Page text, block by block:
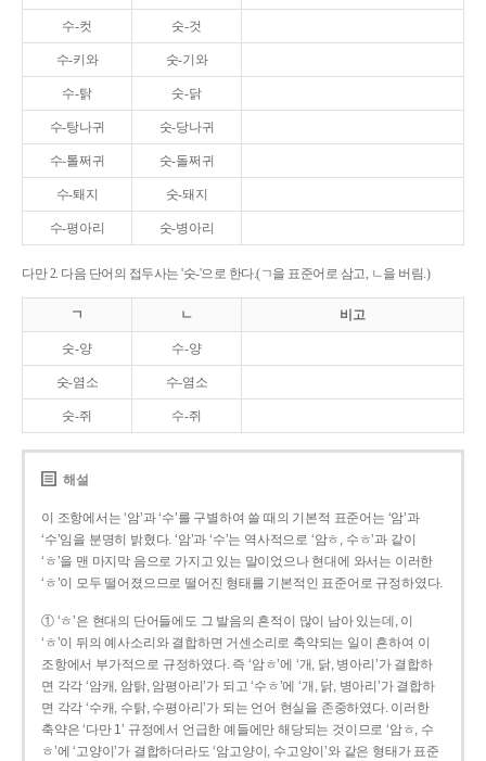
수-컷 숫-것
수-키와 숫-기와
수-탉 숫-닭
수-탕나귀 숫-당나귀
수-톨쩌귀 숫-돌쩌귀
수-퇘지 숫-돼지
수-평아리 숫-병아리
다만 2. 다음 단어의 접두사는 '숫-'으로 한다.(ㄱ을 표준어로 삼고, ㄴ을 버림.)
ㄱ ㄴ 비고
숫-양 수-양
숫-염소 수-염소
숫-쥐 수-쥐
해설
이 조항에서는 ‘암’과 ‘수’를 구별하여 쓸 때의 기본적 표준어는 ‘암’과
‘수’임을 분명히 밝혔다. ‘암’과 ‘수’는 역사적으로 ‘암ㅎ, 수ㅎ’과 같이
‘ㅎ’을 맨 마지막 음으로 가지고 있는 말이었으나 현대에 와서는 이러한
‘ㅎ’이 모두 떨어졌으므로 떨어진 형태를 기본적인 표준어로 규정하였다.
① ‘ㅎ’은 현대의 단어들에도 그 발음의 흔적이 많이 남아 있는데, 이
‘ㅎ’이 뒤의 예사소리와 결합하면 거센소리로 축약되는 일이 흔하여 이
조항에서 부가적으로 규정하였다. 즉 ‘암ㅎ’에 ‘개, 닭, 병아리’가 결합하
면 각각 ‘암캐, 암탉, 암평아리’가 되고 ‘수ㅎ’에 ‘개, 닭, 병아리’가 결합하
면 각각 ‘수캐, 수탉, 수평아리’가 되는 언어 현실을 존중하였다. 이러한
축약은 ‘다만 1’ 규정에서 언급한 예들에만 해당되는 것이므로 ‘암ㅎ, 수
ㅎ’에 ‘고양이’가 결합하더라도 ‘암고양이, 수고양이’와 같은 형태가 표준